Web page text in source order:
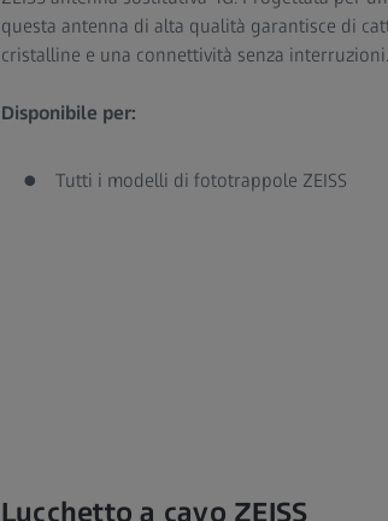
questa antenna di alta qualità garantisce di
cristalline e una connettività senza interruzioni.
Disponibile per:
Tutti i modelli di fototrappole ZEISS
Lucchetto a cavo ZEISS